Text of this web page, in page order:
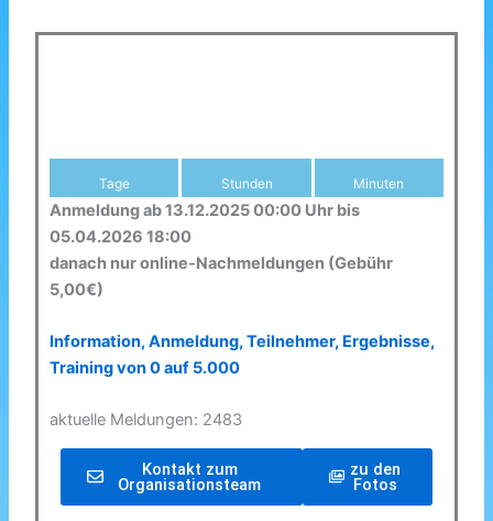
Tage Stunden Minuten
Anmeldung ab 13.12.2025 00:00 Uhr bis
05.04.2026 18:00
danach nur online-Nachmeldungen (Gebühr
5,00€)
Information, Anmeldung, Teilnehmer, Ergebnisse,
Training von 0 auf 5.000
aktuelle Meldungen: 2483
Kontakt zum
Organisationsteam
zu den
Fotos